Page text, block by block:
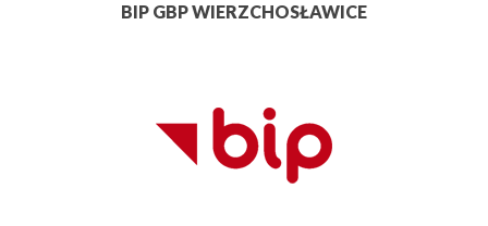
BIP GBP WIERZCHOSŁAWICE